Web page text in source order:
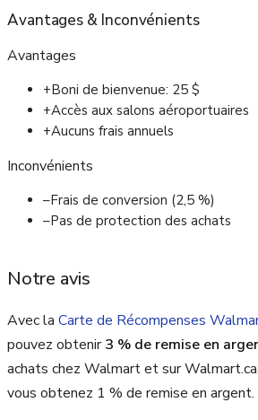
Avantages & Inconvénients
Avantages
+Boni de bienvenue: 25 $
+Accès aux salons aéroportuaires
+Aucuns frais annuels
Inconvénients
–Frais de conversion (2,5 %)
–Pas de protection des achats
Notre avis
Avec la Carte de Récompenses
pouvez obtenir3 % de remise en
achats chez Walmart et sur
vous obtenez 1 % de remise en argent.